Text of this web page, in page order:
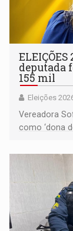
deputada
155 mil
Eleições
Vereadora
como ‘dona